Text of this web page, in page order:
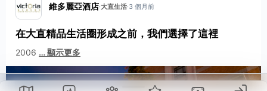
維多麗亞酒店·大直生活·3 個月前
在大直精品生活圈形成之前，我們選擇了這裡
2006 …顯示更多